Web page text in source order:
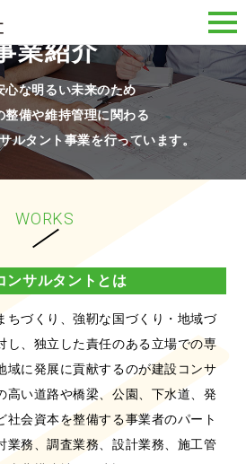
業紹介
心な明るい未来のため
整備や維持管理に関わる
ルタント事業を行っています。
WORKS
ンサルタントとは
ちづくり、強靭な国づくり・地域づ
し、独立した責任のある立場での専
域に発展に貢献するのが建設コンサ
高い道路や橋梁、公園、下水道、発
社会資本を整備する事業者のパート
業務、調査業務、設計業務、施工管